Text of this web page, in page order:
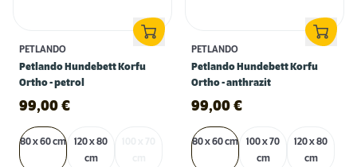
PETLANDO
Petlando Hundebett Korfu
Ortho - petrol
99,00 €
80 x 60 cm
120 x 80
cm
PETLANDO
Petlando Hundebett Korfu
Ortho - anthrazit
99,00 €
80 x 60 cm
100 x 70
cm
120 x 80
cm